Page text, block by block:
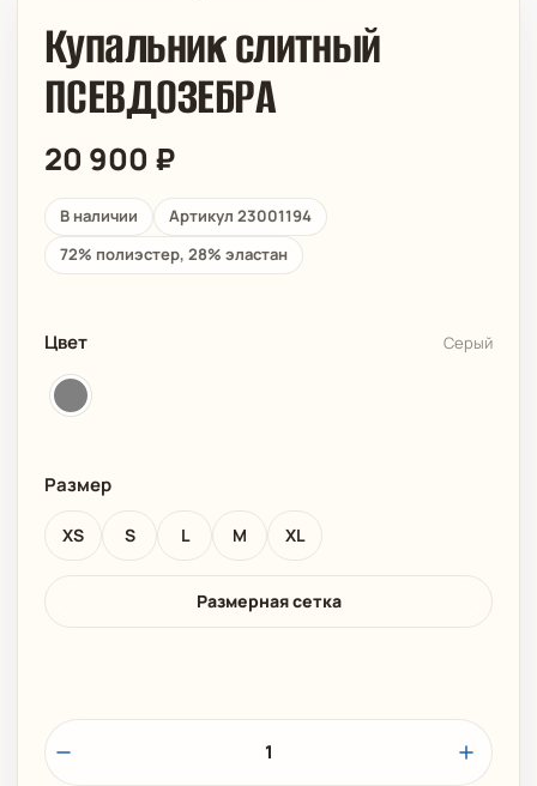
Купальник слитный
ПСЕВДОЗЕБРА
20 900 ₽
В наличии
Артикул 23001194
72% полиэстер, 28% эластан
Цвет Серый
Размер
XS S L M XL
Размерная сетка
1